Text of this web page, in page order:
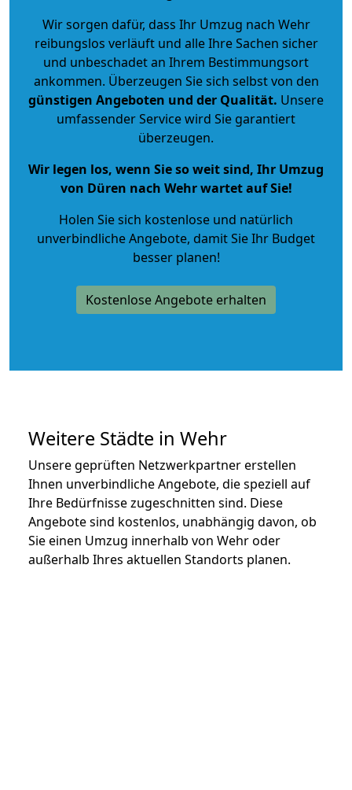
Wir sorgen dafür, dass Ihr Umzug nach Wehr
reibungslos verläuft und alle Ihre Sachen sicher
und unbeschadet an Ihrem Bestimmungsort
ankommen. Überzeugen Sie sich selbst von den
günstigen Angeboten und der Qualität. Unsere
umfassender Service wird Sie garantiert
überzeugen.
Wir legen los, wenn Sie so weit sind, Ihr Umzug
von Düren nach Wehr wartet auf Sie!
Holen Sie sich kostenlose und natürlich
unverbindliche Angebote, damit Sie Ihr Budget
besser planen!
Kostenlose Angebote erhalten
Weitere Städte in Wehr
Unsere geprüften Netzwerkpartner erstellen
Ihnen unverbindliche Angebote, die speziell auf
Ihre Bedürfnisse zugeschnitten sind. Diese
Angebote sind kostenlos, unabhängig davon, ob
Sie einen Umzug innerhalb von Wehr oder
außerhalb Ihres aktuellen Standorts planen.